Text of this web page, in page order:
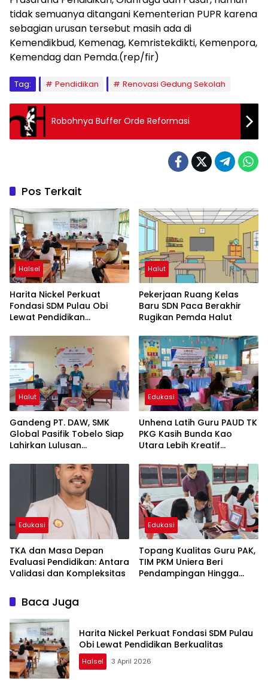
tidak semuanya ditangani Kementerian PUPR karena
sebagian urusan tersebut masih ada di
Kemendikbud, Kemenag, Kemristekdikti, Kemenpora,
Kemendag dan Pemda.(rep/fir)
Tag: Pendidikan Renovasi Gedung Sekolah
Robohnya Buffer Orde Reformasi
Pos Terkait
Halsel
Harita Nickel Perkuat
Fondasi SDM Pulau Obi
Lewat Pendidikan
Halut
Pekerjaan Ruang Kelas
Baru SDN Paca Berakhir
Rugikan Pemda Halut
Halut
Gandeng PT. DAW, SMK
Global Pasifik Tobelo Siap
Lahirkan Lulusan
Edukasi
Unhena Latih Guru PAUD TK
PKG Kasih Bunda Kao
Utara Lebih Kreatif
Edukasi
TKA dan Masa Depan
Evaluasi Pendidikan: Antara
Validasi dan Kompleksitas
Edukasi
Topang Kualitas Guru PAK,
TIM PKM Uniera Beri
Pendampingan Hingga
Baca Juga
Harita Nickel Perkuat Fondasi SDM Pulau
Obi Lewat Pendidikan Berkualitas
Halsel 3 April 2026